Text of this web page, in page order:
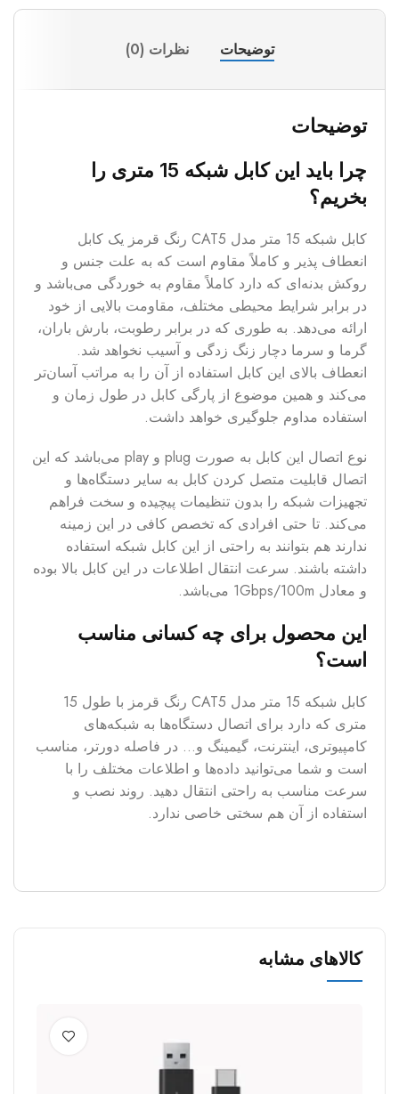
توضیحات نظرات (0)
توضیحات
چرا باید این کابل شبکه 15 متری را
بخریم؟
کابل شبکه 15 متر مدل CAT5 رنگ قرمز یک کابل
انعطاف پذیر و کاملاً مقاوم است که به علت جنس و
روکش بدنه‌ای که دارد کاملاً مقاوم به خوردگی می‌باشد و
در برابر شرایط محیطی مختلف، مقاومت بالایی از خود
ارائه می‌دهد. به طوری که در برابر رطوبت، بارش باران،
گرما و سرما دچار زنگ زدگی و آسیب نخواهد شد.
انعطاف بالای این کابل استفاده از آن را به مراتب آسان‌تر
می‌کند و همین موضوع از پارگی کابل در طول زمان و
استفاده مداوم جلوگیری خواهد داشت.
نوع اتصال این کابل به صورت plug و play می‌باشد که این
اتصال قابلیت متصل کردن کابل به سایر دستگاه‌ها و
تجهیزات شبکه را بدون تنظیمات پیچیده و سخت فراهم
می‌کند. تا حتی افرادی که تخصص کافی در این زمینه
ندارند هم بتوانند به راحتی از این کابل شبکه استفاده
داشته باشند. سرعت انتقال اطلاعات در این کابل بالا بوده
و معادل 1Gbps/100m می‌باشد.
این محصول برای چه کسانی مناسب
است؟
کابل شبکه 15 متر مدل CAT5 رنگ قرمز با طول 15
متری که دارد برای اتصال دستگاه‌ها به شبکه‌های
کامپیوتری، اینترنت، گیمینگ و… در فاصله دورتر، مناسب
است و شما می‌توانید داده‌ها و اطلاعات مختلف را با
سرعت مناسب به راحتی انتقال دهید. روند نصب و
استفاده از آن هم سختی خاصی ندارد.
کالاهای مشابه